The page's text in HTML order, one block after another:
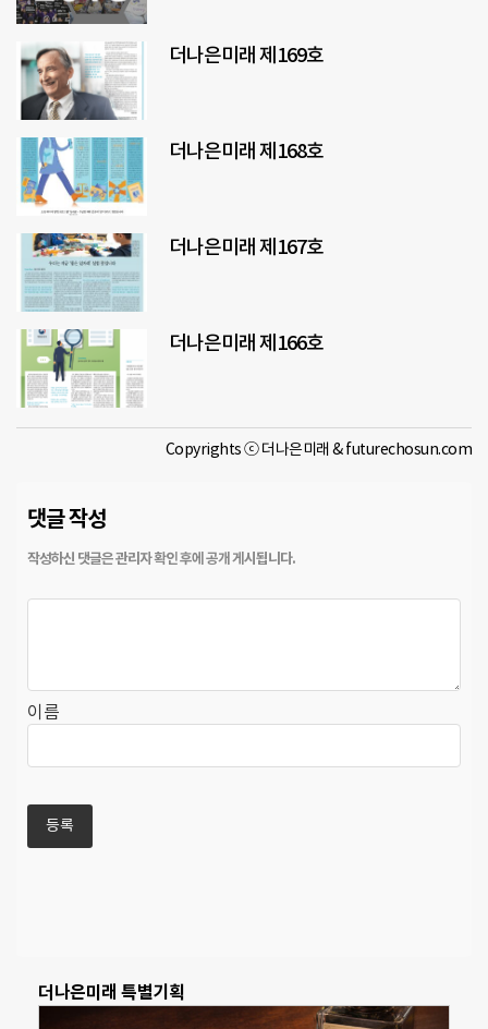
더나은미래 제169호
더나은미래 제168호
더나은미래 제167호
더나은미래 제166호
Copyrights ⓒ 더나은미래 & futurechosun.com
댓글 작성
이름
더나은미래 특별기획